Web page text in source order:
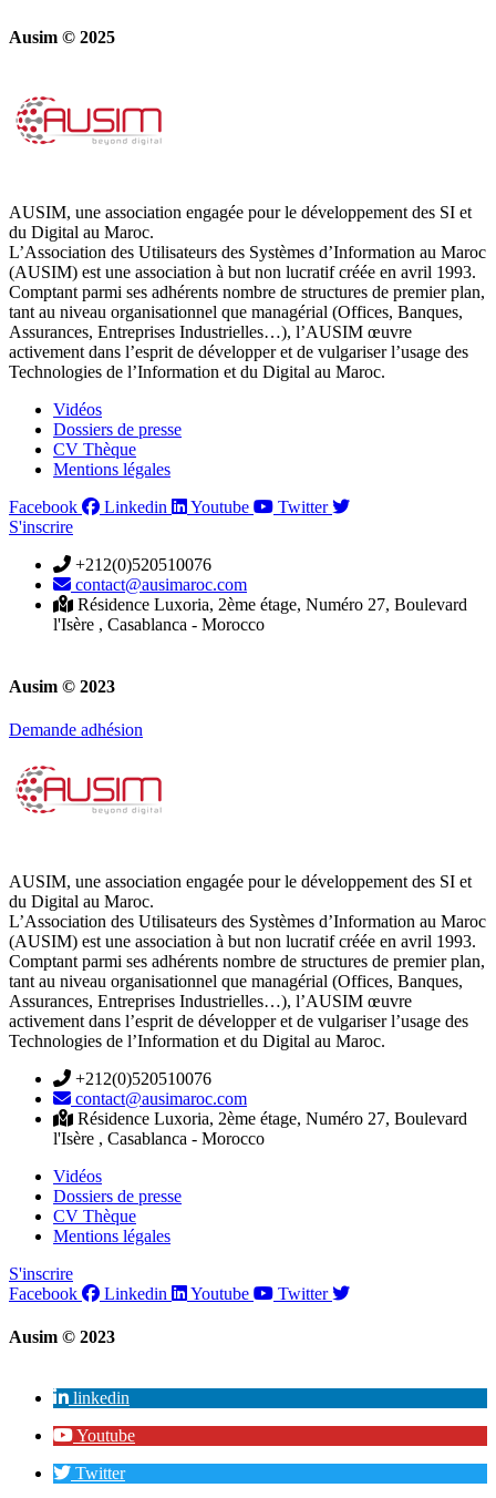
Ausim © 2025
AUSIM, une association engagée pour le développement des SI et
du Digital au Maroc.
L’Association des Utilisateurs des Systèmes d’Information au Maroc
(AUSIM) est une association à but non lucratif créée en avril 1993.
Comptant parmi ses adhérents nombre de structures de premier plan,
tant au niveau organisationnel que managérial (Offices, Banques,
Assurances, Entreprises Industrielles…), l’AUSIM œuvre
activement dans l’esprit de développer et de vulgariser l’usage des
Technologies de l’Information et du Digital au Maroc.
Vidéos
Dossiers de presse
CV Thèque
Mentions légales
Facebook
Linkedin Youtube
Twitter
S'inscrire
+212(0)520510076
contact@ausimaroc.com
Résidence Luxoria, 2ème étage, Numéro 27, Boulevard
l'Isère , Casablanca - Morocco
Ausim © 2023
Demande adhésion
AUSIM, une association engagée pour le développement des SI et
du Digital au Maroc.
L’Association des Utilisateurs des Systèmes d’Information au Maroc
(AUSIM) est une association à but non lucratif créée en avril 1993.
Comptant parmi ses adhérents nombre de structures de premier plan,
tant au niveau organisationnel que managérial (Offices, Banques,
Assurances, Entreprises Industrielles…), l’AUSIM œuvre
activement dans l’esprit de développer et de vulgariser l’usage des
Technologies de l’Information et du Digital au Maroc.
+212(0)520510076
contact@ausimaroc.com
Résidence Luxoria, 2ème étage, Numéro 27, Boulevard
l'Isère , Casablanca - Morocco
Vidéos
Dossiers de presse
CV Thèque
Mentions légales
S'inscrire
Facebook
Linkedin Youtube Twitter
Ausim © 2023
linkedin
Youtube
Twitter